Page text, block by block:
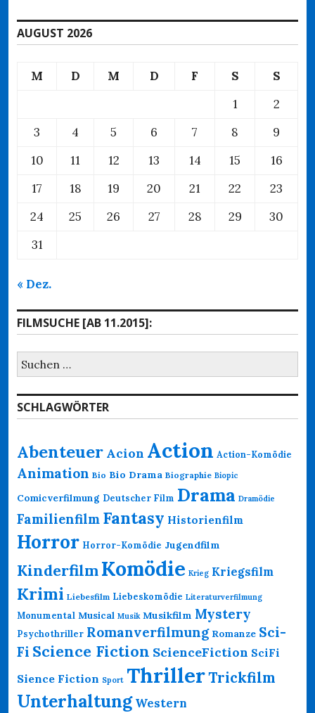
AUGUST 2026
M D M D F S
S
1
2
3
4 5 6 7 8
9
10
11 12 13 14 15
16
17
18 19 20 21 22
23
24
25 26 27 28 29
30
31
« Dez.
FILMSUCHE [AB 11.2015]:
Suchen
nach:
SCHLAGWÖRTER
Abenteuer Acion Action Action-Komödie
Animation Bio Bio Drama Biographie Biopic
Comicverfilmung Deutscher Film Drama Dramödie
Familienfilm Fantasy Historienfilm
Horror Horror-Komödie Jugendfilm
KinderfilmKomödie Krieg Kriegsfilm
Krimi Liebesfilm Liebeskomödie Literaturverfilmung
Monumental Musical Musik Musikfilm Mystery
Psychothriller Romanverfilmung Romanze Sci-
Fi Science Fiction ScienceFiction SciFi
Sience Fiction Sport ThrillerTrickfilm
Unterhaltung Western